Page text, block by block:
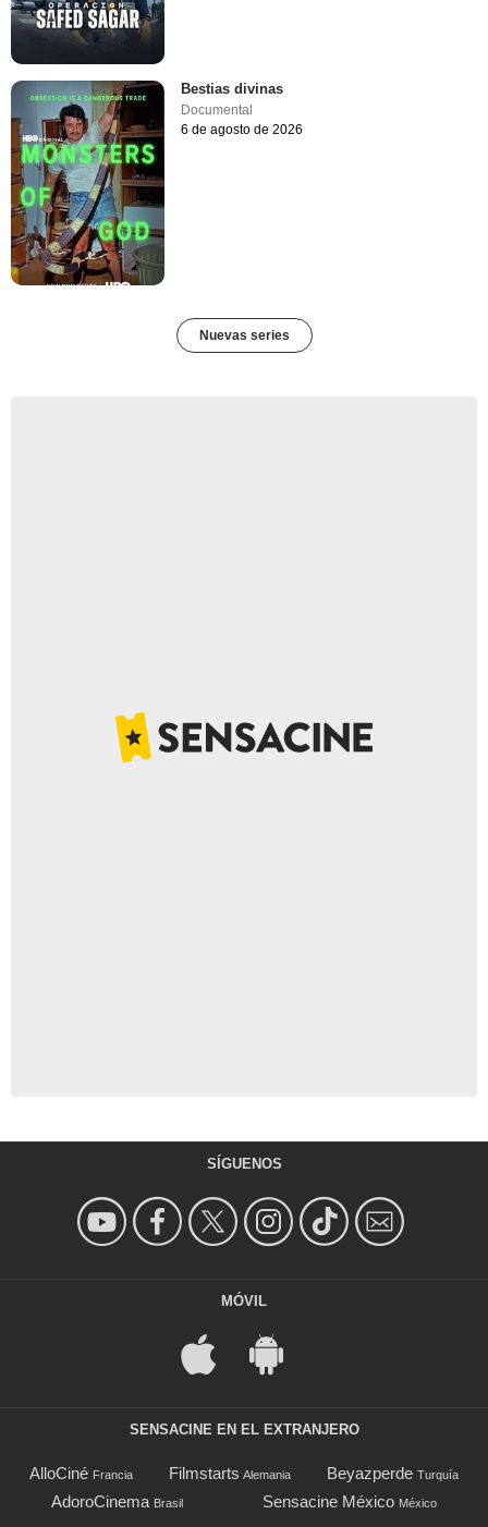
Bestias divinas
Documental
6 de agosto de 2026
Nuevas series
SÍGUENOS
MÓVIL
SENSACINE EN EL EXTRANJERO
AlloCiné Francia Filmstarts Alemania Beyazperde Turquía
AdoroCinema Brasil Sensacine México México